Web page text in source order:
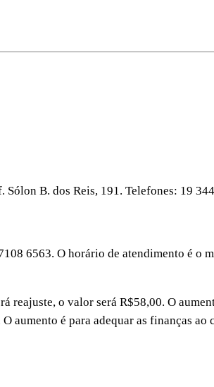
B. dos Reis, 191. Telefones: 19
6563. O horário de atendimento é o
reajuste, o valor será R$58,00. O
aumento é para adequar as finanças